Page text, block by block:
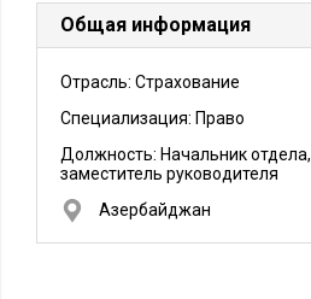
Общая информация
Отрасль: Страхование
Специализация: Право
Должность: Начальник отдела,
заместитель руководителя
Азербайджан